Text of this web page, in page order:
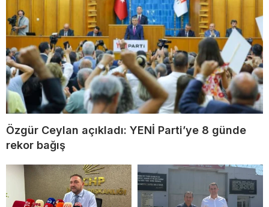
Özgür Ceylan açıkladı: YENİ Parti’ye 8 günde
rekor bağış